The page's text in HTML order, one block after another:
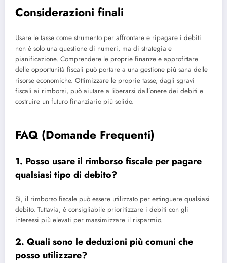
Considerazioni finali
Usare le tasse come strumento per affrontare e ripagare i debiti
non è solo una questione di numeri, ma di strategia e
pianificazione. Comprendere le proprie finanze e approfittare
delle opportunità fiscali può portare a una gestione più sana delle
risorse economiche. Ottimizzare le proprie tasse, dagli sgravi
fiscali ai rimborsi, può aiutare a liberarsi dall’onere dei debiti e
costruire un futuro finanziario più solido.
FAQ (Domande Frequenti)
1. Posso usare il rimborso fiscale per pagare
qualsiasi tipo di debito?
Sì, il rimborso fiscale può essere utilizzato per estinguere qualsiasi
debito. Tuttavia, è consigliabile prioritizzare i debiti con gli
interessi più elevati per massimizzare il risparmio.
2. Quali sono le deduzioni più comuni che
posso utilizzare?